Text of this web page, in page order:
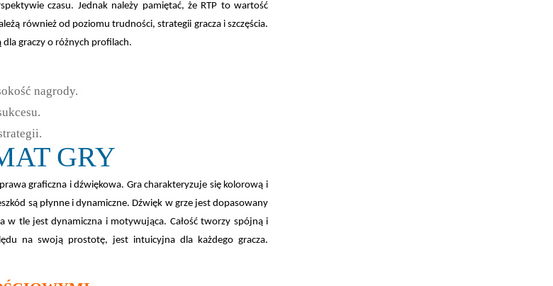
czasu. Jednak należy pamiętać, że RTP to wartość
również od poziomu trudności, strategii gracza i szczęścia.
graczy o różnych profilach.
nagrody.
GRY
graficzna i dźwiękowa. Gra charakteryzuje się kolorową i
są płynne i dynamiczne. Dźwięk w grze jest dopasowany
tle jest dynamiczna i motywująca. Całość tworzy spójną i
na swoją prostotę, jest intuicyjna dla każdego gracza.